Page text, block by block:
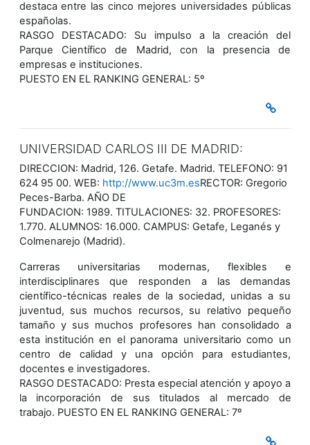
destaca entre las cinco mejores universidades públicas
españolas.
RASGO DESTACADO: Su impulso a la creación del
Parque Científico de Madrid, con la presencia de
empresas e instituciones.
PUESTO EN EL RANKING GENERAL: 5º
UNIVERSIDAD CARLOS III DE MADRID:
DIRECCION: Madrid, 126. Getafe. Madrid. TELEFONO: 91
624 95 00. WEB: http://www.uc3m.esRECTOR: Gregorio
Peces-Barba. AÑO DE
FUNDACION: 1989. TITULACIONES: 32. PROFESORES:
1.770. ALUMNOS: 16.000. CAMPUS: Getafe, Leganés y
Colmenarejo (Madrid).
Carreras universitarias modernas, flexibles e
interdisciplinares que responden a las demandas
científico-técnicas reales de la sociedad, unidas a su
juventud, sus muchos recursos, su relativo pequeño
tamaño y sus muchos profesores han consolidado a
esta institución en el panorama universitario como un
centro de calidad y una opción para estudiantes,
docentes e investigadores.
RASGO DESTACADO: Presta especial atención y apoyo a
la incorporación de sus titulados al mercado de
trabajo. PUESTO EN EL RANKING GENERAL: 7º